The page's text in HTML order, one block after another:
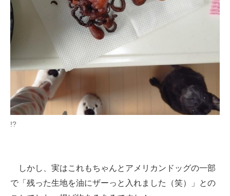
!?
しかし、実はこれもちゃんとアメリカンドッグの一部
で「残った生地を油にザーっと入れました（笑）」との